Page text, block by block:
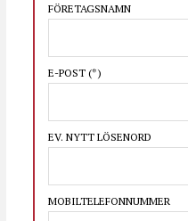
FÖRETAGSNAMN
E-POST (*)
EV. NYTT LÖSENORD
MOBILTELEFONNUMMER